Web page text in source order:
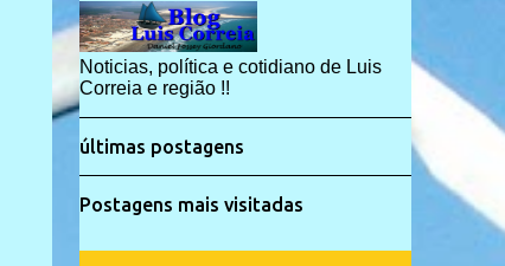
Noticias, política e cotidiano de Luis
Correia e região !!
últimas postagens
Postagens mais visitadas